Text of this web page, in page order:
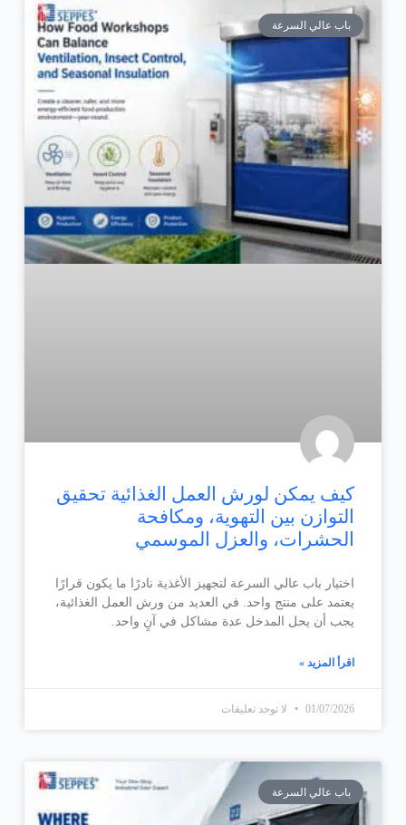
باب عالي السرعة
كيف يمكن لورش العمل الغذائية تحقيق
التوازن بين التهوية، ومكافحة
الحشرات، والعزل الموسمي
اختيار باب عالي السرعة لتجهيز الأغذية نادرًا ما يكون قرارًا
يعتمد على منتج واحد. في العديد من ورش العمل الغذائية،
يجب أن يحل المدخل عدة مشاكل في آنٍ واحد.
اقرأ المزيد »
01/07/2026 لا توجد تعليقات
باب عالي السرعة